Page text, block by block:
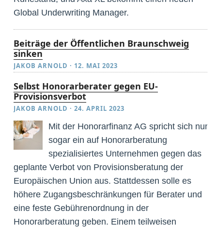
Global Underwriting Manager.
Beiträge der Öffentlichen Braunschweig
sinken
JAKOB ARNOLD · 12. MAI 2023
Selbst Honorarberater gegen EU-
Provisionsverbot
JAKOB ARNOLD ·24. APRIL 2023
Mit der Honorarfinanz AG spricht sich nun
sogar ein auf Honorarberatung
spezialisiertes Unternehmen gegen das
geplante Verbot von Provisionsberatung der
Europäischen Union aus. Stattdessen solle es
höhere Zugangsbeschränkungen für Berater und
eine feste Gebührenordnung in der
Honorarberatung geben. Einem teilweisen